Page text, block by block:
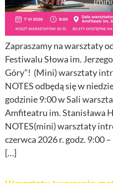
Zapraszamy na warsztaty
Festiwalu Słowa im.
Góry”! (Mini) warsztaty
NOTES odbędą się w
godzinie 9:00 w Sali
Amfiteatru im. Stanisława
NOTES(mini) warsztaty
czerwca 2026 r. godz. 9:00
[…]